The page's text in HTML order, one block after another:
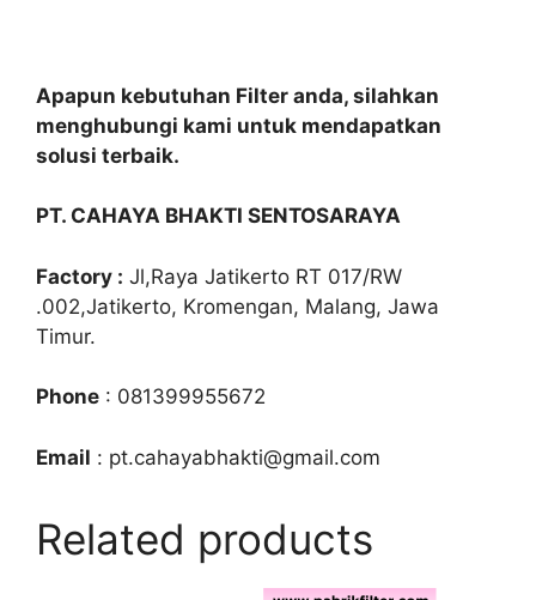
Apapun kebutuhan Filter anda, silahkan
menghubungi kami untuk mendapatkan
solusi terbaik.
PT. CAHAYA BHAKTI SENTOSARAYA
Factory : Jl,Raya Jatikerto RT 017/RW
.002,Jatikerto, Kromengan, Malang, Jawa
Timur.
Phone : 081399955672
Email : pt.cahayabhakti@gmail.com
Related products